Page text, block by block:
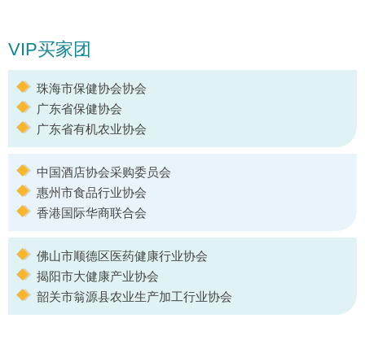
VIP买家团
珠海市保健协会协会
广东省保健协会
广东省有机农业协会
中国酒店协会采购委员会
惠州市食品行业协会
香港国际华商联合会
佛山市顺德区医药健康行业协会
揭阳市大健康产业协会
韶关市翁源县农业生产加工行业协会